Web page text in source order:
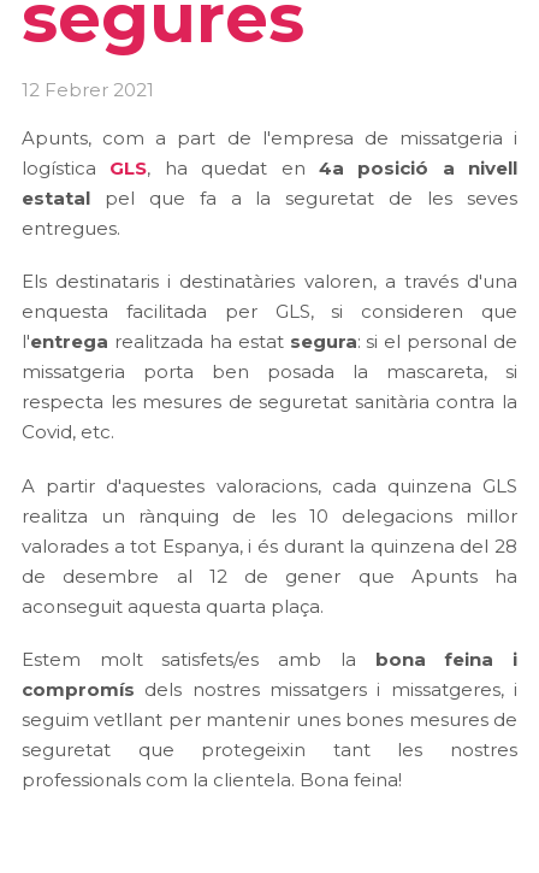
segures
12 Febrer 2021
Apunts, com a part de l'empresa de missatgeria i
logística GLS, ha quedat en 4a posició a nivell
estatal pel que fa a la seguretat de les seves
entregues.
Els destinataris i destinatàries valoren, a través d'una
enquesta facilitada per GLS, si consideren que
l'entrega realitzada ha estat segura: si el personal de
missatgeria porta ben posada la mascareta, si
respecta les mesures de seguretat sanitària contra la
Covid, etc.
A partir d'aquestes valoracions, cada quinzena GLS
realitza un rànquing de les 10 delegacions millor
valorades a tot Espanya, i és durant la quinzena del 28
de desembre al 12 de gener que Apunts ha
aconseguit aquesta quarta plaça.
Estem molt satisfets/es amb la bona feina i
compromís dels nostres missatgers i missatgeres, i
seguim vetllant per mantenir unes bones mesures de
seguretat que protegeixin tant les nostres
professionals com la clientela. Bona feina!